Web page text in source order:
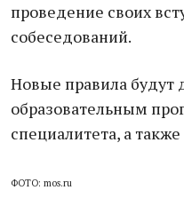
проведение своих
собеседований.
Новые правила будут
образовательным
специалитета, а
ФОТО: mos.ru